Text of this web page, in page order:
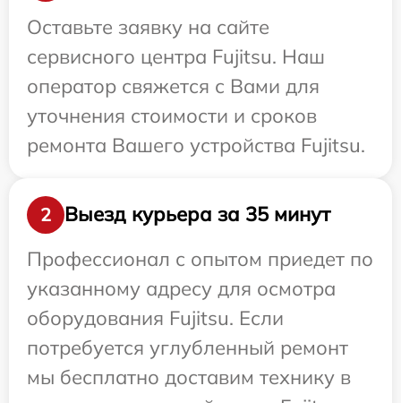
Оставьте заявку на сайте
сервисного центра Fujitsu. Наш
оператор свяжется с Вами для
уточнения стоимости и сроков
ремонта Вашего устройства Fujitsu.
2
Выезд курьера за 35 минут
Профессионал с опытом приедет по
указанному адресу для осмотра
оборудования Fujitsu. Если
потребуется углубленный ремонт
мы бесплатно доставим технику в